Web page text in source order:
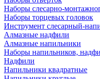
Наборы слесарно-
Наборы торцевых головок
Инструмент слесарный-
Алмазные надфили
Алмазные напильники
Наборы напильников,
Надфили
Напильники квадратные